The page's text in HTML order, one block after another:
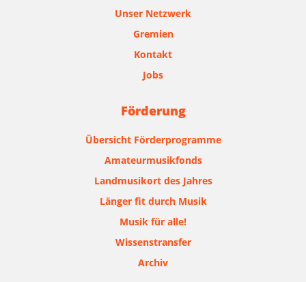
Unser Netzwerk
Gremien
Kontakt
Jobs
Förderung
Übersicht Förderprogramme
Amateurmusikfonds
Landmusikort des Jahres
Länger fit durch Musik
Musik für alle!
Wissenstransfer
Archiv